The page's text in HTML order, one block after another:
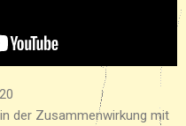
der Zusammenwirkung mit